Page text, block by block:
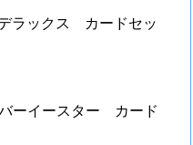
ラックス カードセッ
ーイースター カード